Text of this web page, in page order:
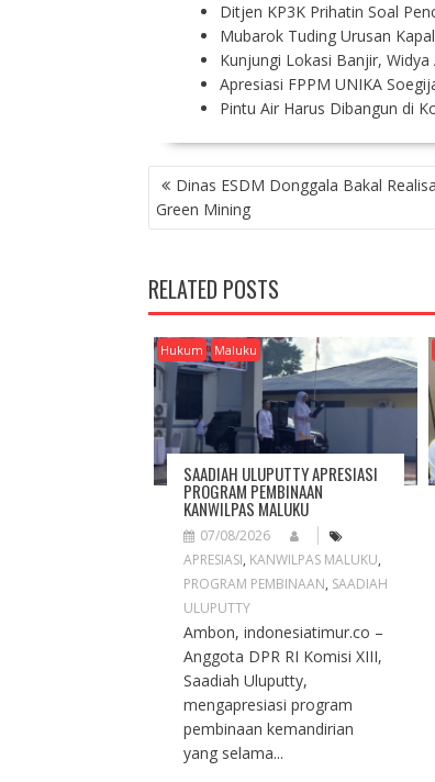
Ditjen KP3K Prihatin Soal
Mubarok Tuding Urusan
Kunjungi Lokasi Banjir,
Apresiasi FPPM UNIKA
Pintu Air Harus Dibangun di
P
O
S
N
A
V
G
A
T
O
N
Dinas ESDM Donggala Bakal
Green Mining
RELATED POSTS
Hukum Maluku
SAADIAH ULUPUTTY APRESIASI
PROGRAM PEMBINAAN
KANWILPAS MALUKU
07/08/2026
APRESIASI, KANWILPAS MALUKU,
PROGRAM PEMBINAAN, SAADIAH
ULUPUTTY
Ambon, indonesiatimur.co –
Anggota DPR RI Komisi XIII,
Saadiah Uluputty,
mengapresiasi program
pembinaan kemandirian
yang selama...